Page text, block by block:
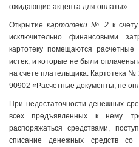
ожидающие акцепта для оплаты».
Открытие картотеки № 2 к
исклю­чительно финансовыми
картотеку поме­щаются
истек, и которые не были оплачены
на счете плательщика. Картоте­ка №
90902 «Расчетные документы, не
При недостаточности денежных
всех предъявленных к нему
распоряжаться сред­ствами,
списание денежных средств со